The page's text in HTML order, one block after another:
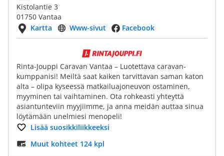
Kistolantie 3
01750 Vantaa
Kartta
Www-sivut Facebook
Rinta-Jouppi Caravan Vantaa – Luotettava caravan-
kumppanisi! Meiltä saat kaiken tarvittavan saman katon
alta – olipa kyseessä matkailuajoneuvon ostaminen,
myyminen tai vaihtaminen. Ota rohkeasti yhteyttä
asiantunteviin myyjiimme, ja anna meidän auttaa sinua
löytämään unelmiesi menopeli!
Lisää suosikkiliikkeeksi
Muut kohteet 124 kpl